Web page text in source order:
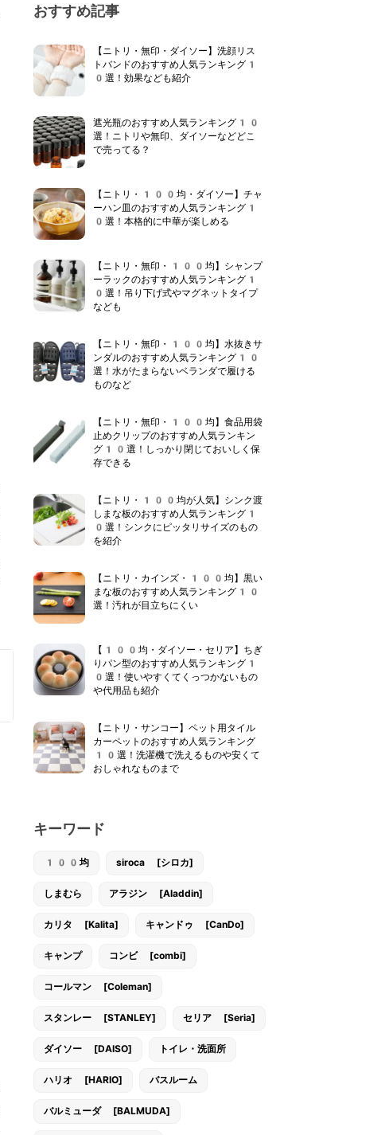
おすすめ記事
【ニトリ・無印・ダイソー】洗顔リス
トバンドのおすすめ人気ランキング1
0選！効果なども紹介
遮光瓶のおすすめ人気ランキング10
選！ニトリや無印、ダイソーなどどこ
で売ってる？
【ニトリ・100均・ダイソー】チャ
ーハン皿のおすすめ人気ランキング1
0選！本格的に中華が楽しめる
【ニトリ・無印・100均】シャンプ
ーラックのおすすめ人気ランキング1
0選！吊り下げ式やマグネットタイプ
なども
【ニトリ・無印・100均】水抜きサ
ンダルのおすすめ人気ランキング10
選！水がたまらないベランダで履ける
ものなど
【ニトリ・無印・100均】食品用袋
止めクリップのおすすめ人気ランキン
グ10選！しっかり閉じておいしく保
存できる
【ニトリ・100均が人気】シンク渡
しまな板のおすすめ人気ランキング1
0選！シンクにピッタリサイズのもの
を紹介
【ニトリ・カインズ・100均】黒い
まな板のおすすめ人気ランキング10
選！汚れが目立ちにくい
【100均・ダイソー・セリア】ちぎ
りパン型のおすすめ人気ランキング1
0選！使いやすくてくっつかないもの
や代用品も紹介
【ニトリ・サンコー】ペット用タイル
カーペットのおすすめ人気ランキング
10選！洗濯機で洗えるものや安くて
おしゃれなものまで
キーワード
100均 siroca [シロカ]
しまむら アラジン [Aladdin]
カリタ [Kalita] キャンドゥ [CanDo]
キャンプ コンビ [combi]
コールマン [Coleman]
スタンレー [STANLEY] セリア [Seria]
ダイソー [DAISO] トイレ・洗面所
ハリオ [HARIO] バスルーム
バルミューダ [BALMUDA]